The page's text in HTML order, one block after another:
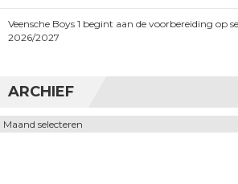
Veensche Boys 1 begint aan de voorbereiding op
2026/2027
ARCHIEF
Archief